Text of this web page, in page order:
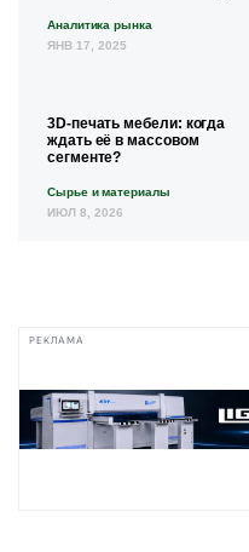
Аналитика рынка
ЯНВ 17, 2025
3D-печать мебели: когда
ждать её в массовом
сегменте?
Сырье и материалы
ИЮЛ 8, 2026
РЕКЛАМА